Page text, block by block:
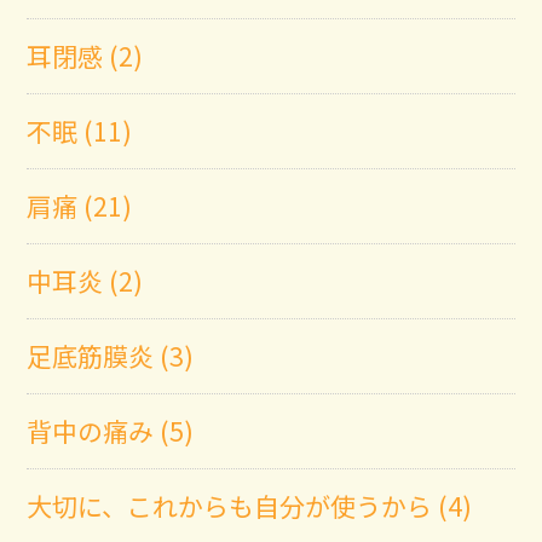
耳閉感 (2)
不眠 (11)
肩痛 (21)
中耳炎 (2)
足底筋膜炎 (3)
背中の痛み (5)
大切に、これからも自分が使うから (4)